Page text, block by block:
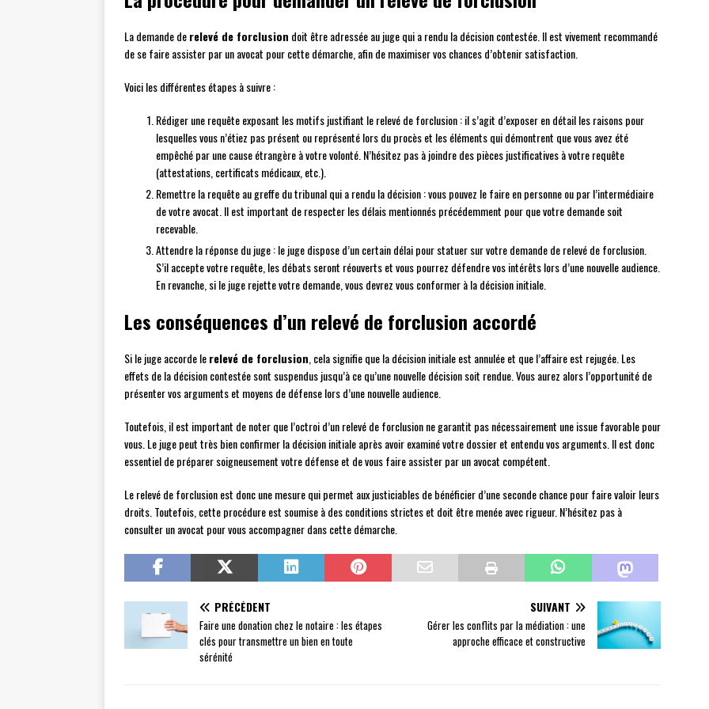
La demande derelevé de forclusion doit être adressée au juge qui a rendu la décision contestée. Il est vivement recommandé
de se faire assister par un avocat pour cette démarche, afin de maximiser vos chances d’obtenir satisfaction.
Voici les différentes étapes à suivre :
Rédiger une requête exposant les motifs justifiant le relevé de forclusion : il s’agit d’exposer en détail les raisons pour
lesquelles vous n’étiez pas présent ou représenté lors du procès et les éléments qui démontrent que vous avez été
empêché par une cause étrangère à votre volonté. N’hésitez pas à joindre des pièces justificatives à votre requête
(attestations, certificats médicaux, etc.).
Remettre la requête au greffe du tribunal qui a rendu la décision : vous pouvez le faire en personne ou par l’intermédiaire
de votre avocat. Il est important de respecter les délais mentionnés précédemment pour que votre demande soit
recevable.
Attendre la réponse du juge : le juge dispose d’un certain délai pour statuer sur votre demande de relevé de forclusion.
S’il accepte votre requête, les débats seront réouverts et vous pourrez défendre vos intérêts lors d’une nouvelle audience.
En revanche, si le juge rejette votre demande, vous devrez vous conformer à la décision initiale.
Les conséquences d’un relevé de forclusion accordé
Si le juge accorde lerelevé de forclusion , cela signifie que la décision initiale est annulée et que l’affaire est rejugée. Les
effets de la décision contestée sont suspendus jusqu’à ce qu’une nouvelle décision soit rendue. Vous aurez alors l’opportunité de
présenter vos arguments et moyens de défense lors d’une nouvelle audience.
Toutefois, il est important de noter que l’octroi d’un relevé de forclusion ne garantit pas nécessairement une issue favorable pour
vous. Le juge peut très bien confirmer la décision initiale après avoir examiné votre dossier et entendu vos arguments. Il est donc
essentiel de préparer soigneusement votre défense et de vous faire assister par un avocat compétent.
Le relevé de forclusion est donc une mesure qui permet aux justiciables de bénéficier d’une seconde chance pour faire valoir leurs
droits. Toutefois, cette procédure est soumise à des conditions strictes et doit être menée avec rigueur. N’hésitez pas à
consulter un avocat pour vous accompagner dans cette démarche.
PRÉCÉDENT
Faire une donation chez le notaire : les étapes
clés pour transmettre un bien en toute
sérénité
SUIVANT
Gérer les conflits par la médiation : une
approche efficace et constructive